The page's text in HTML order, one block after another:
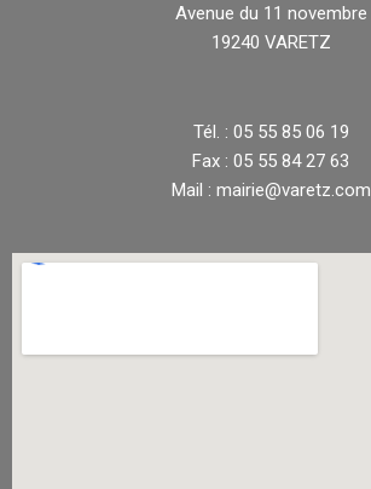
Avenue du 11 novembre
19240 VARETZ
Tél. : 05 55 85 06 19
Fax : 05 55 84 27 63
Mail : mairie@varetz.com